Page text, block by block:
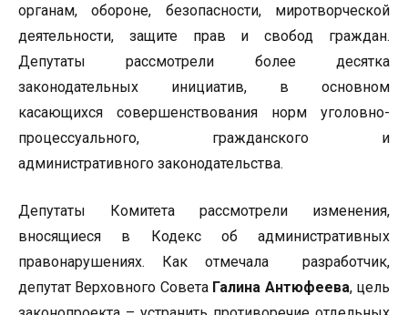
органам, обороне, безопасности, миротворческой
деятельности, защите прав и свобод граждан.
Депутаты рассмотрели более десятка
законодательных инициатив, в основном
касающихся совершенствования норм уголовно-
процессуального, гражданского и
административного законодательства.
Депутаты Комитета рассмотрели изменения,
вносящиеся в Кодекс об административных
правонарушениях. Как отмечала разработчик,
депутат Верховного Совета Галина Антюфеева, цель